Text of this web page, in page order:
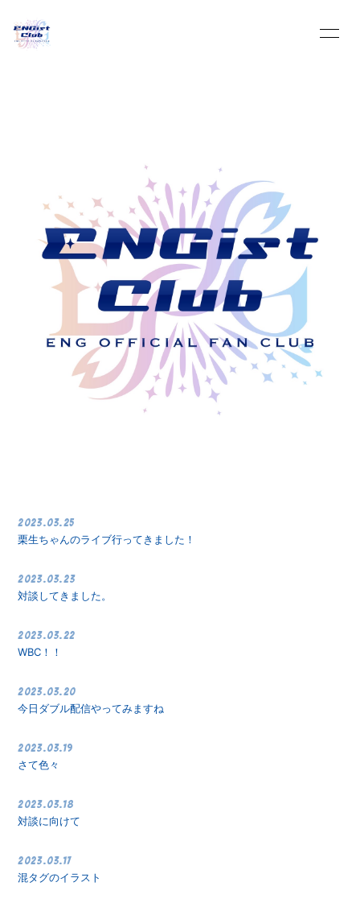
DISCOGRAPHY
BLOG MOVIE
PHOTO Q&A
Streaming
2023.03.25
栗生ちゃんのライブ行ってきました！
2023.03.23
対談してきました。
2023.03.22
WBC！！
2023.03.20
今日ダブル配信やってみますね
2023.03.19
さて色々
2023.03.18
対談に向けて
2023.03.17
混タグのイラスト